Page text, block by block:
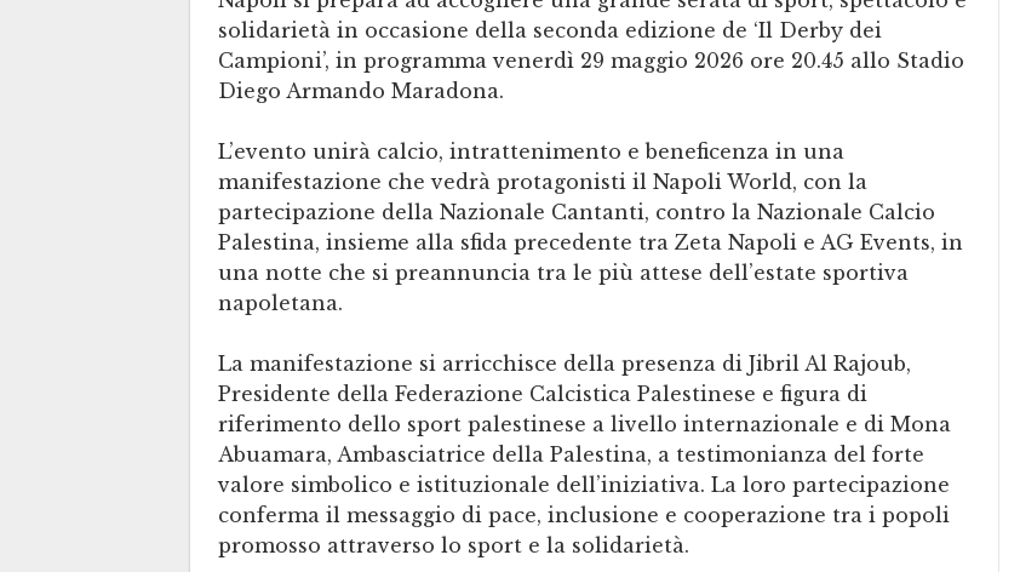
solidarietà in occasione della seconda edizione de ‘Il Derby dei
Campioni’, in programma venerdì 29 maggio 2026 ore 20.45 allo Stadio
Diego Armando Maradona.
L’evento unirà calcio, intrattenimento e beneficenza in una
manifestazione che vedrà protagonisti il Napoli World, con la
partecipazione della Nazionale Cantanti, contro la Nazionale Calcio
Palestina, insieme alla sfida precedente tra Zeta Napoli e AG Events, in
una notte che si preannuncia tra le più attese dell’estate sportiva
napoletana.
La manifestazione si arricchisce della presenza di Jibril Al Rajoub,
Presidente della Federazione Calcistica Palestinese e figura di
riferimento dello sport palestinese a livello internazionale e di Mona
Abuamara, Ambasciatrice della Palestina, a testimonianza del forte
valore simbolico e istituzionale dell’iniziativa. La loro partecipazione
conferma il messaggio di pace, inclusione e cooperazione tra i popoli
promosso attraverso lo sport e la solidarietà.